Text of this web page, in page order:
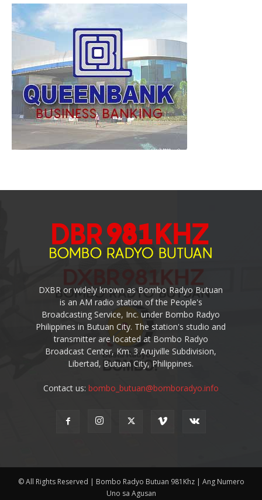
DXBR or widely known as Bombo Radyo Butuan
is an AM radio station of the People's
Broadcasting Service, Inc. under Bombo Radyo
Philippines in Butuan City. The station's studio and
transmitter are located at Bombo Radyo
Broadcast Center, Km. 3 Arujville Subdivision,
Libertad, Butuan City, Philippines.
Contact us: bombo_butuan@bomboradyo.info
© All Rights Reserved | Bombo Radyo Butuan 981Khz | Ang Numero
Uno sa Agusan